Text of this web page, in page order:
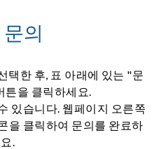
의
택한 후, 표 아래에 있는 "문
튼을 클릭하세요.
있습니다. 웹페이지 오른쪽
을 클릭하여 문의를 완료하
.